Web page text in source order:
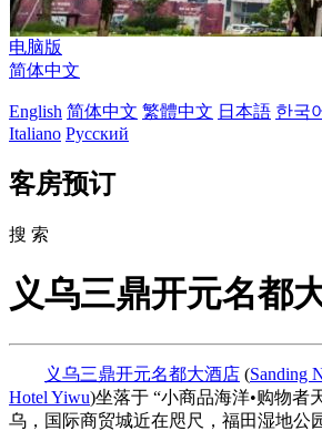
电脑版
简体中文
English 简体中文 繁體中文 日本語 한국
Italiano Русский
客房预订
搜 索
义乌三鼎开元名都
义乌三鼎开元名都大酒店 (Sanding
Hotel Yiwu)坐落于 “小商品海洋•购物者
乌，国际商贸城近在咫尺，福田湿地公